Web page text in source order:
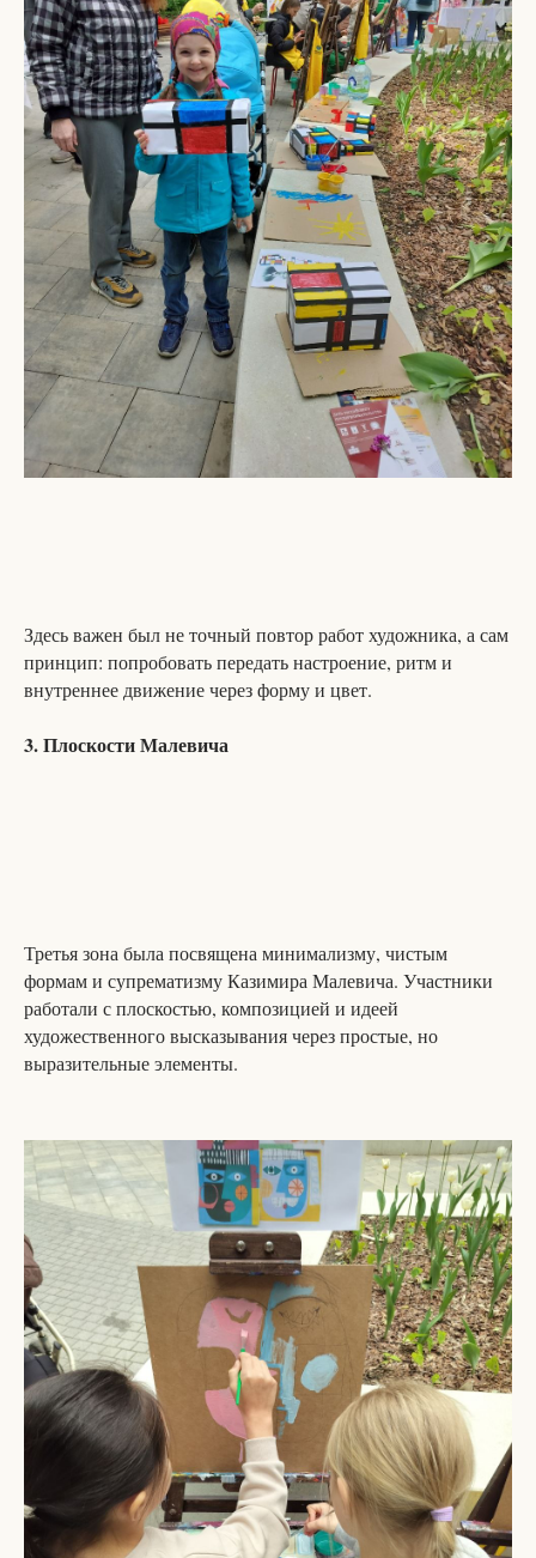
Здесь важен был не точный повтор работ художника, а сам
принцип: попробовать передать настроение, ритм и
внутреннее движение через форму и цвет.
3. Плоскости Малевича
Третья зона была посвящена минимализму, чистым
формам и супрематизму Казимира Малевича. Участники
работали с плоскостью, композицией и идеей
художественного высказывания через простые, но
выразительные элементы.